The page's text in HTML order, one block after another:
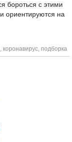
бороться с этими
ориентируются на
, коронавирус, подборка